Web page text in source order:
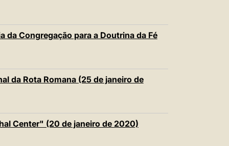
中文
da Congregação para a Doutrina da Fé
da Rota Romana (25 de janeiro de
Center" (20 de janeiro de 2020)